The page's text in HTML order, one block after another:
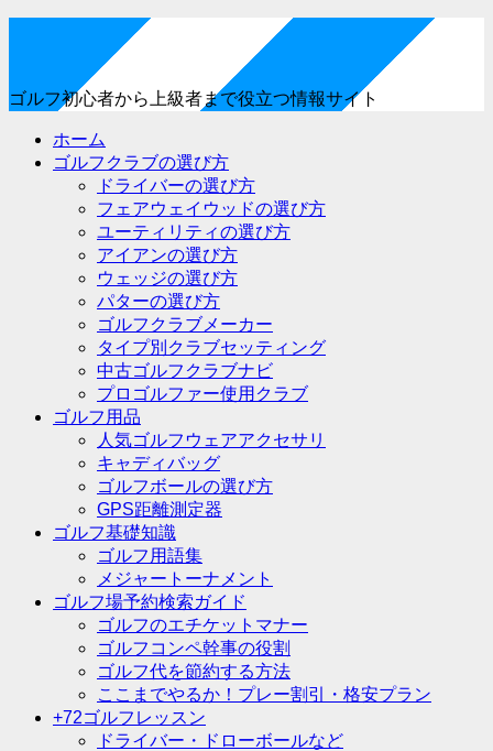
ゴルフ初心者から上級者まで役立つ情報サイト
ホーム
ゴルフクラブの選び方
ドライバーの選び方
フェアウェイウッドの選び方
ユーティリティの選び方
アイアンの選び方
ウェッジの選び方
パターの選び方
ゴルフクラブメーカー
タイプ別クラブセッティング
中古ゴルフクラブナビ
プロゴルファー使用クラブ
ゴルフ用品
人気ゴルフウェアアクセサリ
キャディバッグ
ゴルフボールの選び方
GPS距離測定器
ゴルフ基礎知識
ゴルフ用語集
メジャートーナメント
ゴルフ場予約検索ガイド
ゴルフのエチケットマナー
ゴルフコンペ幹事の役割
ゴルフ代を節約する方法
ここまでやるか！プレー割引・格安プラン
+72ゴルフレッスン
ドライバー・ドローボールなど